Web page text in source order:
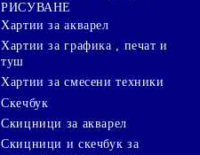
РИСУВАНЕ
Хартии за акварел
Хартии за графика , печат и
туш
Хартии за смесени техники
Скечбук
Скицници за акварел
Скицници и скечбук за